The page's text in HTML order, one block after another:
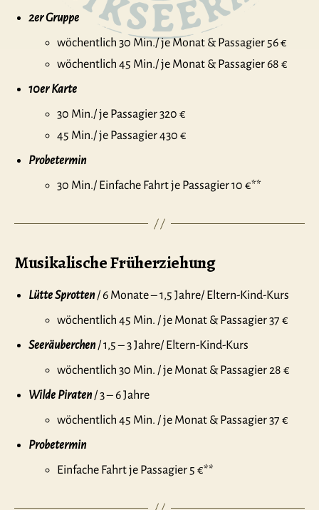
2er Gruppe
wöchentlich 30 Min./ je Monat & Passagier 56 €
wöchentlich 45 Min./ je Monat & Passagier 68 €
10er Karte
30 Min./ je Passagier 320 €
45 Min./ je Passagier 430 €
Probetermin
30 Min./ Einfache Fahrt je Passagier 10 €**
Musikalische Früherziehung
Lütte Sprotten/ 6 Monate – 1,5 Jahre/ Eltern-Kind-Kurs
wöchentlich 45 Min. / je Monat & Passagier 37 €
Seeräuberchen/ 1,5 – 3 Jahre/ Eltern-Kind-Kurs
wöchentlich 30 Min. / je Monat & Passagier 28 €
Wilde Piraten/ 3 – 6 Jahre
wöchentlich 45 Min. / je Monat & Passagier 37 €
Probetermin
Einfache Fahrt je Passagier 5 €**